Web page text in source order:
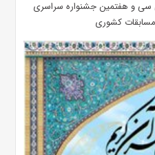
سی و هفتمین جشنواره سراسری
مسابقات کشوری